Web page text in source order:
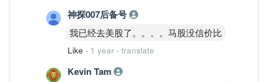
神探007后备号
我已经去美股了。。。。马股没信价比
Like · 1 year · translate
Kevin Tam